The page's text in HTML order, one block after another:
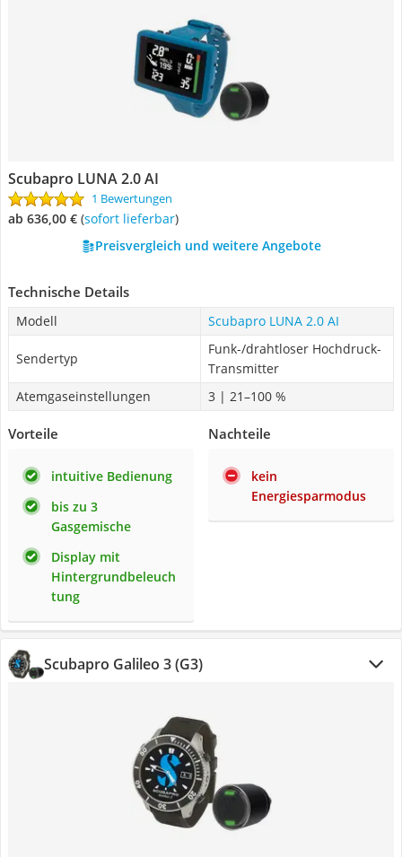
Scubapro LUNA 2.0 AI
1 Bewertungen
ab 636,00 € ( Sofort lieferbar)
Preisvergleich und weitere Angebote
Technische Details
Modell Scubapro LUNA 2.0 AI
Sendertyp
Funk-/drahtloser Hochdruck-
Transmitter
Atemgaseinstellungen
3 | 21–100 %
Vorteile
intuitive Bedienung
bis zu 3
Gasgemische
Display mit
Hintergrundbeleuch
tung
Nachteile
kein
Energiesparmodus
Scubapro Galileo 3 (G3)